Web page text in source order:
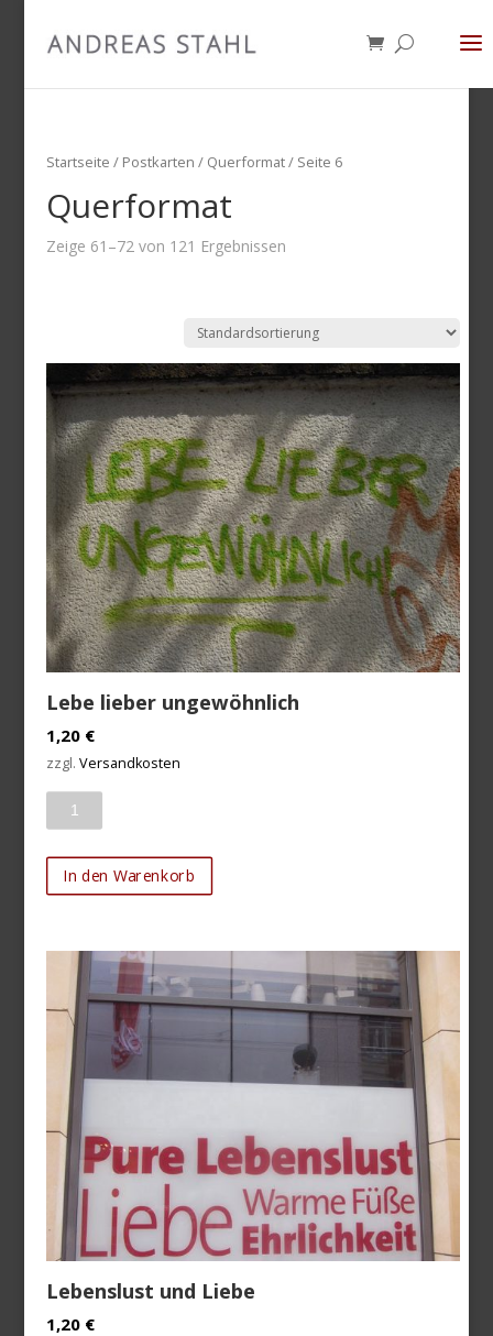
Startseite / Postkarten / Querformat / Seite 6
Querformat
Zeige 61–72 von 121 Ergebnissen
Lebe lieber ungewöhnlich
1,20 €
zzgl.Versandkosten
In den Warenkorb
Lebenslust und Liebe
1,20 €